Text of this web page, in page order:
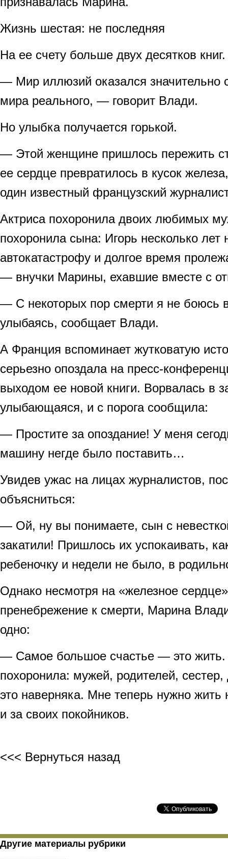
Жизнь шестая: не последняя
На ее счету больше двух десятков книг.
— Мир иллюзий оказался значительно
мира реального, — говорит Влади.
Но улыбка получается горькой.
— Этой женщине пришлось пережить
ее сердце превратилось в кусок
один известный французский
Актриса похоронила двоих любимых
похоронила сына: Игорь несколько лет
автокатастрофу и долгое время
— внучки Марины, ехавшие вместе с
— С некоторых пор смерти я не боюсь
улыбаясь, сообщает Влади.
А Франция вспоминает жутковатую
серьезно опоздала на пресс-
выходом ее новой книги. Ворвалась в
улыбающаяся, и с порога сообщила:
— Простите за опоздание! У меня
машину негде было поставить…
Увидев ужас на лицах журналистов,
объясниться:
— Ой, ну вы понимаете, сын с
закатили! Пришлось их успокаивать,
ребеночку и недели не было, в
Однако несмотря на «железное
пренебрежение к смерти, Марина
одно:
— Самое большое счастье — это жить.
похоронила: мужей, родителей,
это наверняка. Мне теперь нужно жить
и за своих покойников.
<<< Вернуться назад
Другие материалы рубрики